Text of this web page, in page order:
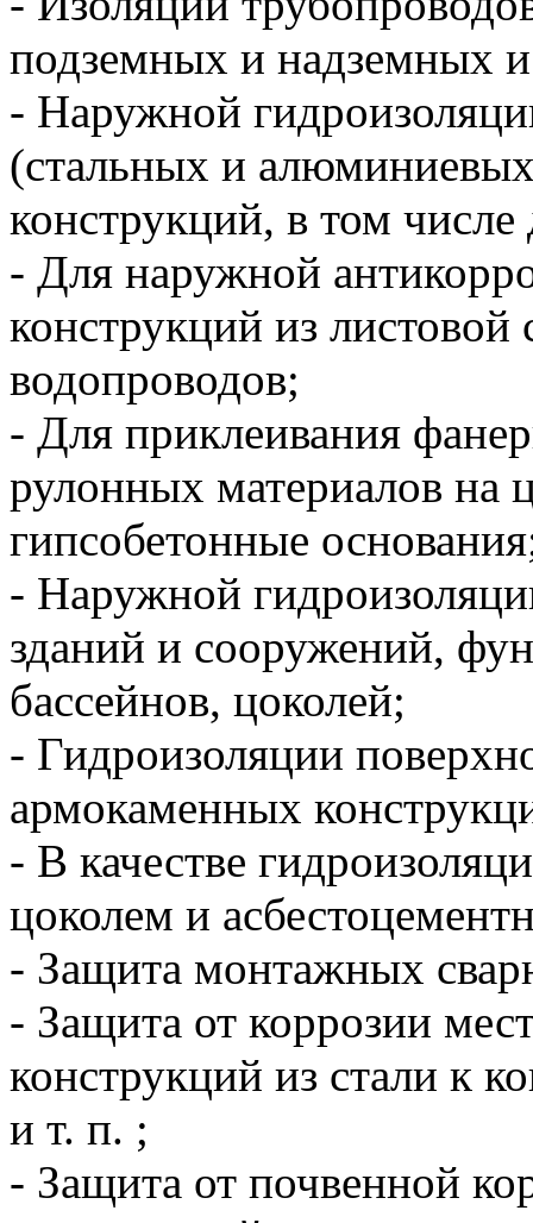
подземных и надземных
- Наружной
(стальных и
конструкций, в том
- Для наружной
конструкций из листовой
водопроводов;
- Для приклеивания
рулонных материалов на
гипсобетонные
- Наружной
зданий и сооружений,
бассейнов, цоколей;
- Гидроизоляции
армокаменных
- В качестве
цоколем и
- Защита монтажных
- Защита от коррозии
конструкций из стали к
и т. п. ;
- Защита от почвенной